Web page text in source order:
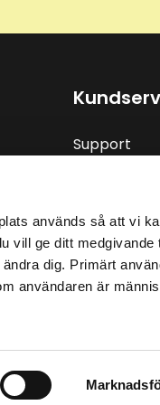
används så att vi
vill ge ditt medgivande
dig. Primärt
användaren är
Support